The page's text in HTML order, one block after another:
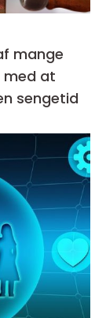
mange
at
sengetid